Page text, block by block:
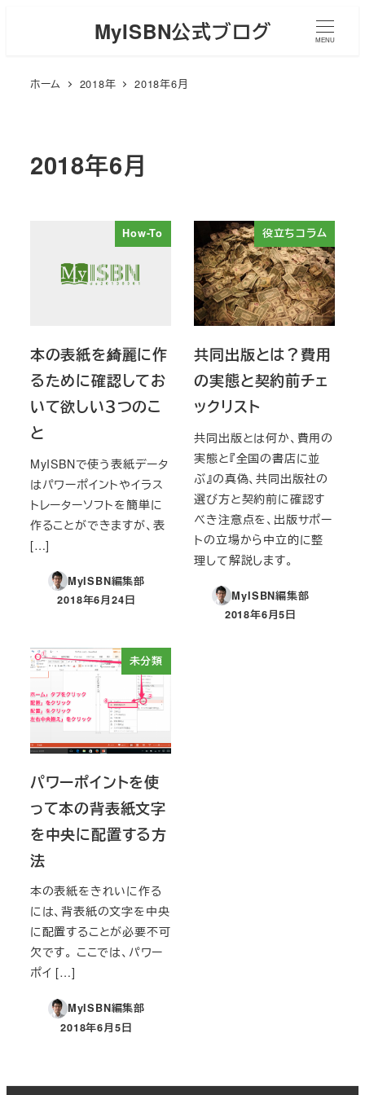
MyISBN公式ブログ MENU
ホーム 2018年 2018年6月
2018年6月
How-To
本の表紙を綺麗に作
るために確認してお
いて欲しい３つのこ
と
MyISBNで使う表紙データ
はパワーポイントやイラス
トレーターソフトを簡単に
作ることができますが、表
[…]
MyISBN編集部
投稿日
2018年6月24日
役立ちコラム
共同出版とは？費用
の実態と契約前チェ
ックリスト
共同出版とは何か、費用の
実態と『全国の書店に並
ぶ』の真偽、共同出版社の
選び方と契約前に確認す
べき注意点を、出版サポー
トの立場から中立的に整
理して解説します。
MyISBN編集部
投稿日
2018年6月5日
未分類
パワーポイントを使
って本の背表紙文字
を中央に配置する方
法
本の表紙をきれいに作る
には、背表紙の文字を中央
に配置することが必要不可
欠です。 ここでは、パワー
ポイ […]
MyISBN編集部
投稿日
2018年6月5日